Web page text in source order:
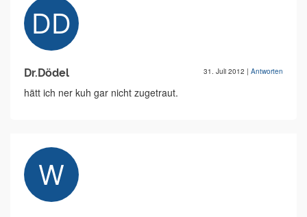
Dr.Dödel 31. Juli 2012 | Antworten
hätt ich ner kuh gar nicht zugetraut.